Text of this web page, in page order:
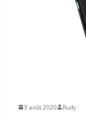
3 août 2020 Rudy